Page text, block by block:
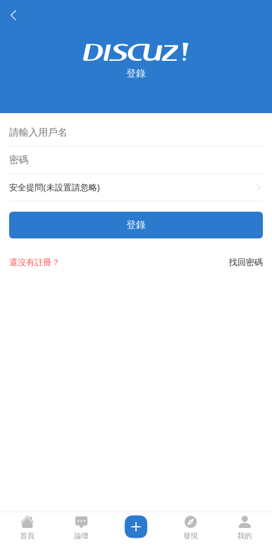
登錄
安全提問(未設置請忽略)
登錄
找回密碼
還沒有註冊？
首頁 論壇 發現 我的